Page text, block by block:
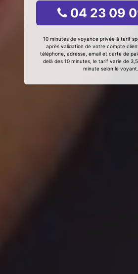
04 23 09
10 minutes de voyance privée à tarif
après validation de votre compte
téléphone, adresse, email et carte de
delà des 10 minutes, le tarif varie de
minute selon le voyant.